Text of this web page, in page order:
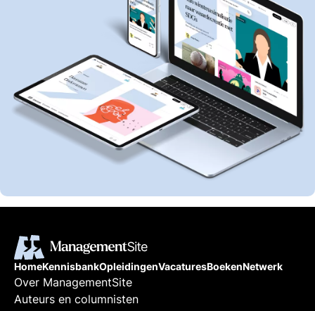
HomeKennisbankOpleidingenVacaturesBoekenNetwerk
Over ManagementSite
Auteurs en columnisten